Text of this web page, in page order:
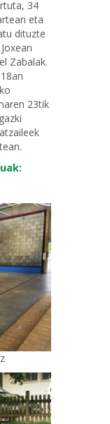
34
eta
dituzte
Zabalak.
23tik